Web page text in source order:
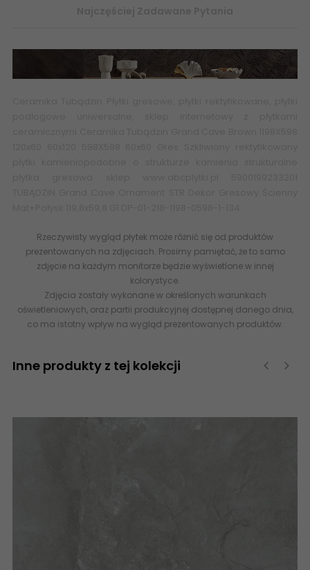
Rzeczywisty wygląd płytek może różnić się od produktów
prezentowanych na zdjęciach. Prosimy pamiętać, że to samo
zdjęcie na każdym monitorze będzie wyświetlone w innej
kolorystyce.
Zdjęcia zostały wykonane w określonych warunkach
oświetleniowych, oraz partii produkcyjnej dostępnej danego dnia,
co ma istotny wpływ na wygląd prezentowanych produktów.
Inne produkty z tej kolekcji